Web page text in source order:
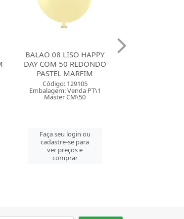
BALAO 8 LISO HAPPY DAY
COM 50 REDONDO
PASTEL ROSA BEBE
Código: 129106
Embalagem: Venda PT\1
Master CM\50
Faça seu login ou
cadastre-se para
ver preços e
comprar